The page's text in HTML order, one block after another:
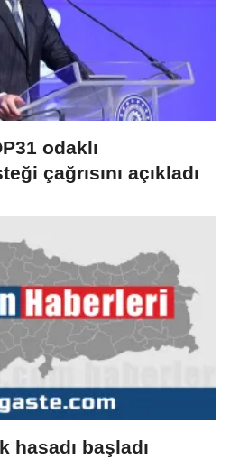
odaklı
çağrısını açıkladı
hasadı başladı